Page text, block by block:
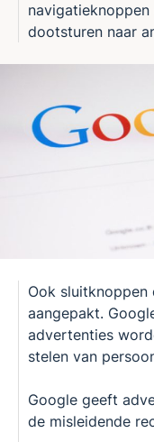
dootsturen naar
Ook
aangepakt.
advertenties
stelen van
Google geeft
de misleidende